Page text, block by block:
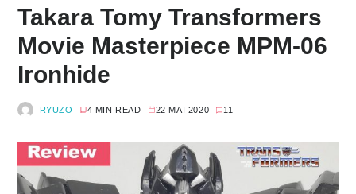
Takara Tomy Transformers
Movie Masterpiece MPM-06
Ironhide
RYUZO 4 MIN READ 22 MAI 2020 11